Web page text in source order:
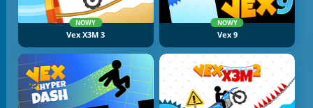
NOWY
Vex X3M 3
NOWY
Vex 9